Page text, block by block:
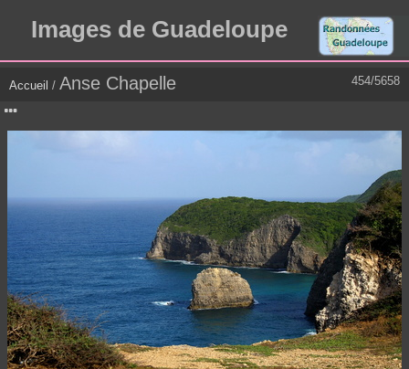
Images de Guadeloupe
454/5658
Accueil / Anse Chapelle